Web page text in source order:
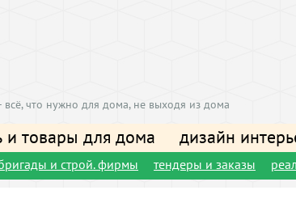
что нужно для дома, не выходя из дома
и товары для дома дизайн
и строй. фирмы тендеры и заказы